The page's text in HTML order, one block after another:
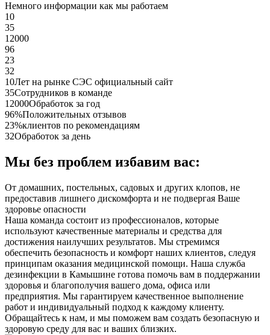
Немного информации как мы работаем
10
35
12000
96
23
32
10Лет на рынке СЭС официальный сайт
35Сотрудников в команде
12000Обработок за год
96%Положительных отзывов
23%клиентов по рекомендациям
32Обработок за день
Мы без проблем избавим вас:
От домашних, постельных, садовых и других клопов, не
предоставив лишнего дискомфорта и не подвергая Ваше
здоровье опасности
Наша команда состоит из профессионалов, которые
используют качественные материалы и средства для
достижения наилучших результатов. Мы стремимся
обеспечить безопасность и комфорт наших клиентов, следуя
принципам оказания медицинской помощи. Наша служба
дезинфекции в Камышине готова помочь вам в поддержании
здоровья и благополучия вашего дома, офиса или
предприятия. Мы гарантируем качественное выполнение
работ и индивидуальный подход к каждому клиенту.
Обращайтесь к нам, и мы поможем вам создать безопасную и
здоровую среду для вас и ваших близких.